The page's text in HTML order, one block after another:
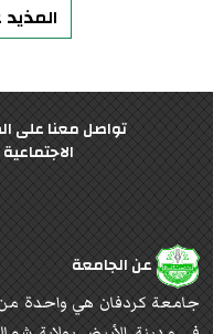
تواصل معنا على
الاجتماعية
عن الجامعة
جامعة كردفان هي واحدة